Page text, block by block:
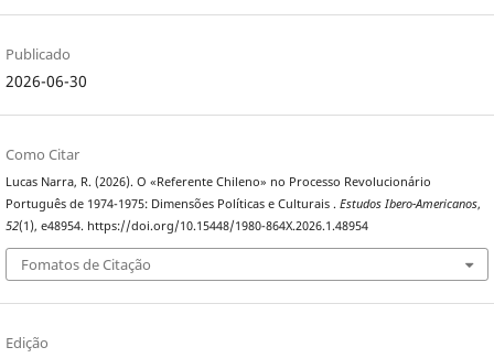
Publicado
2026-06-30
Como Citar
Lucas Narra, R. (2026). O «Referente Chileno» no Processo Revolucionário
Português de 1974-1975: Dimensões Políticas e Culturais . Estudos Ibero-Americanos,
52(1), e48954. https://doi.org/10.15448/1980-864X.2026.1.48954
Fomatos de Citação
Edição